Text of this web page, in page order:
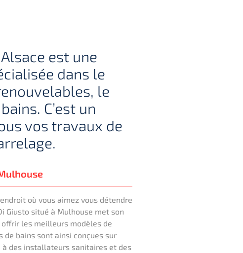
est une
dans le
le
C’est un
vos travaux de
où vous aimez vous détendre
Giusto situé à Mulhouse met son
les meilleurs modèles de
de bains sont ainsi conçues sur
à des installateurs sanitaires et des